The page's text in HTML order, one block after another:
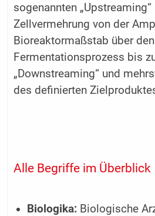
sogenannten
Zellvermehrung von der
Bioreaktormaßstab über
Fermentationsprozess bis
„Downstreaming“ und
des definierten
Alle Begriffe im Überblick
Biologika: Biologische